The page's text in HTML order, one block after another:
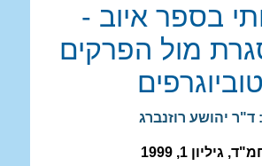
בספר איוב -
מול הפרקים
יהושע רוזנברג
גיליון 1, 1999